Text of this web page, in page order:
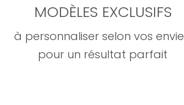
MODÈLES EXCLUSIFS
à personnaliser selon vos
pour un résultat parfait